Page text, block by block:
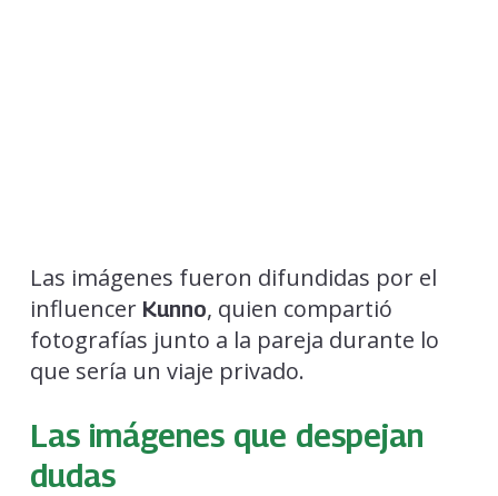
Las imágenes fueron difundidas por el
influencer Kunno, quien compartió
fotografías junto a la pareja durante lo
que sería un viaje privado.
Las imágenes que despejan
dudas